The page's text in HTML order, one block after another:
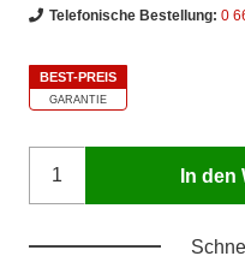
Telefonische Bestellung: 0
BEST-PREIS
GARANTIE
In den